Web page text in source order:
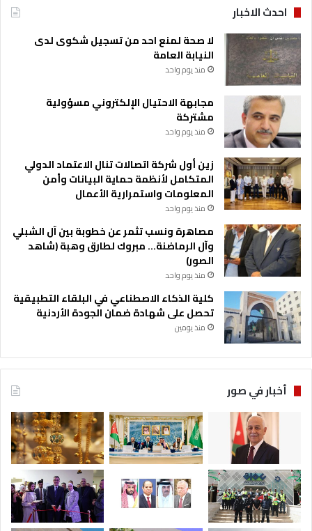
احدث الاخبار
لا صحة لمنع احد من تسجيل شكوى لدى
النيابة العامة
منذ يوم واحد
مجابهة الاحتيال الإلكتروني مسؤولية
مشتركة
منذ يوم واحد
زين أول شركة اتصالات تنال الاعتماد الدولي
المتكامل لأنظمة حماية البيانات وأمن
المعلومات واستمرارية الأعمال
منذ يوم واحد
مصاهرة ونسب تثمر عن خطوبة بين آل الشبلي
وآل الرماضنة… مبروك لطارق وهبة (شاهد
الصور)
منذ يوم واحد
كلية الذكاء الاصطناعي في البلقاء التطبيقية
تحصل على شهادة ضمان الجودة الأردنية
منذ يومين
أخبار في صور